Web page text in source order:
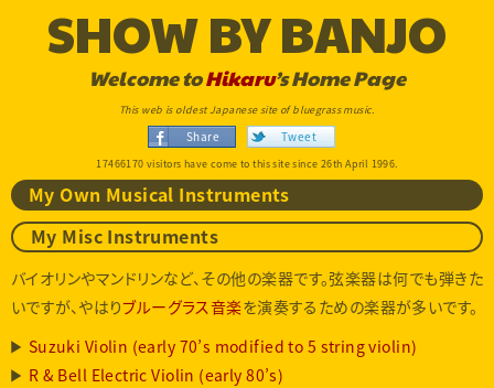
SHOW BY BANJO
Welcome toHikaru’s Home Page
This web is oldest Japanese site of bluegrass music.
Share Tweet
17466170 visitors have come to this site since 26th April 1996.
My Own Musical Instruments
My Misc Instruments
バイオリンやマンドリンなど、その他の楽器です。弦楽器は何でも弾きた
いですが、やはりブルーグラス音楽を演奏するための楽器が多いです。
Suzuki Violin (early 70’s modified to 5 string violin)
R & Bell Electric Violin (early 80’s)